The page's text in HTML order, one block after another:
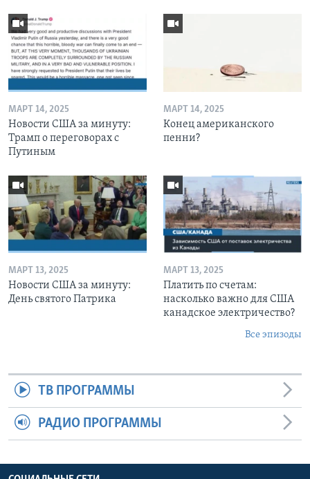
МАРТ 14, 2025
Новости США за минуту:
Трамп о переговорах с
Путиным
МАРТ 14, 2025
Конец американского
пенни?
МАРТ 13, 2025
Новости США за минуту:
День святого Патрика
МАРТ 13, 2025
Платить по счетам:
насколько важно для США
канадское электричество?
Все эпизоды
ТВ ПРОГРАММЫ
РАДИО ПРОГРАММЫ